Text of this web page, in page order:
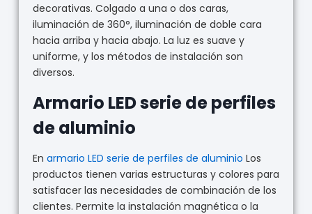
decorativas. Colgado a una o dos caras,
iluminación de 360°, iluminación de doble cara
hacia arriba y hacia abajo. La luz es suave y
uniforme, y los métodos de instalación son
diversos.
Armario LED serie de perfiles
de aluminio
En armario LED serie de perfiles de aluminio Los
productos tienen varias estructuras y colores para
satisfacer las necesidades de combinación de los
clientes. Permite la instalación magnética o la